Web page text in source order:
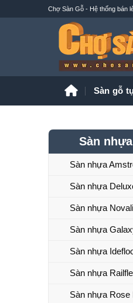
Chợ Sàn Gỗ - Hệ thống bán
Sàn gỗ
Sàn
Sàn nhựa
Sàn nhựa
Sàn nhựa
Sàn nhựa
Sàn nhựa
Sàn nhựa
Sàn nhựa Rose